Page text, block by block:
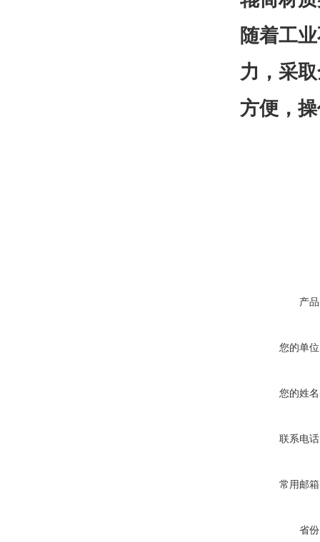
随着工
力，采
方便，
产
您的单
您的姓
联系电
常用邮
省